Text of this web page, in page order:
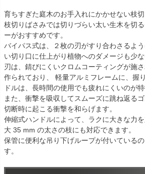
育ちすぎた庭木のお手入れにかかせない枝切
枝切りばさみでは切りづらい太い生木を切
ーがおすすめです。
バイパス式は、２枚の刃がすり合わさるよ
い切り口に仕上がり植物へのダメージも少な
刃は、錆びにくいクロムコーティングが施
作られており、 軽量アルミフレームに、握
ドルは、長時間の使用でも疲れにくいのが特
また、衝撃を吸収してスムーズに跳ね返る
切断時に起こる衝撃を和らげます。
伸縮式ハンドルによって、ラクに大きな力
大 35 mm の太さの枝にも対応できます。
保管に便利な吊り下げループが付いている
す。